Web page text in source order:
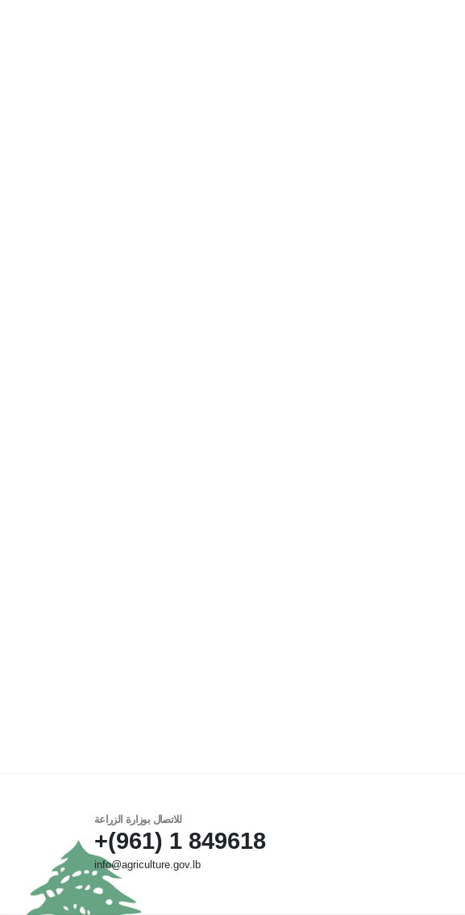
للاتصال بوزارة الزراعة
849618 1 (961)+
info@agriculture.gov.lb